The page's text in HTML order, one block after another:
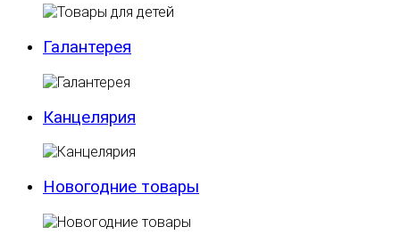
Галантерея
Канцелярия
Новогодние товары